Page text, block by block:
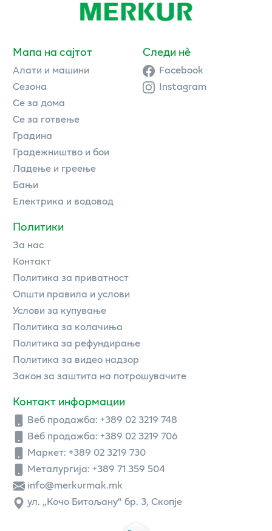
Мапа на сајтот
Алати и машини
Сезона
Се за дома
Се за готвење
Градина
Градежништво и бои
Ладење и греење
Бањи
Електрика и водовод
Политики
За нас
Контакт
Политика за приватност
Општи правила и услови
Услови за купување
Политика за колачиња
Политика за рефундирање
Политика за видео надзор
Закон за заштита на потрошувачите
Контакт информации
Веб продажба: +389 02 3219 748
Веб продажба: +389 02 3219 706
Маркет: +389 02 3219 730
Металургија: +389 71 359 504
info@merkurmak.mk
ул. „Кочо Битољану“ бр. 3, Скопје
Следи нè
Facebook
Instagram